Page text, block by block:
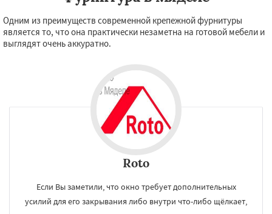
Одним из преимуществ современной крепежной фурнитуры
является то, что она практически незаметна на готовой мебели и
выглядят очень аккуратно.
Roto
Если Вы заметили, что окно требует дополнительных
усилий для его закрывания либо внутри что-либо щёлкает,